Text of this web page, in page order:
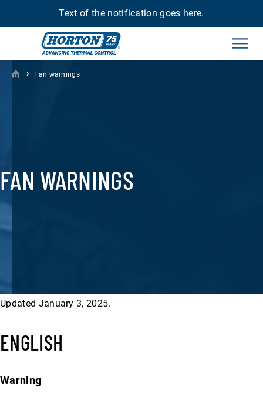
Text of the notification goes here.
› Fan warnings
FAN WARNINGS
Updated January 3, 2025.
ENGLISH
Warning